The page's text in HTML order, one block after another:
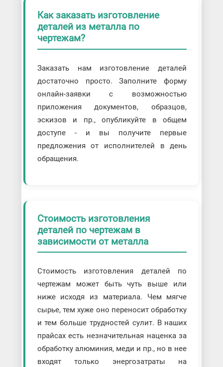
Как заказать изготовление
деталей из металла по
чертежам?
Заказать нам изготовление деталей
достаточно просто. Заполните форму
онлайн-заявки с возможностью
приложения документов, образцов,
эскизов и пр., опубликуйте в общем
доступе - и вы получите первые
предложения от исполнителей в день
обращения.
Стоимость изготовления
деталей по чертежам в
зависимости от металла
Стоимость изготовления деталей по
чертежам может быть чуть выше или
ниже исходя из материала. Чем мягче
сырье, тем хуже оно переносит обработку
и тем больше трудностей сулит. В наших
прайсах есть незначительная наценка за
обработку алюминия, меди и пр., но в нее
входят только энергозатраты на